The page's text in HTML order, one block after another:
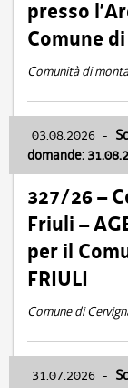
presso
Comune
Comunità di
03.08.2026 -
domande:
327/26 –
Friuli –
per il
FRIULI
Comune di
31.07.2026 -